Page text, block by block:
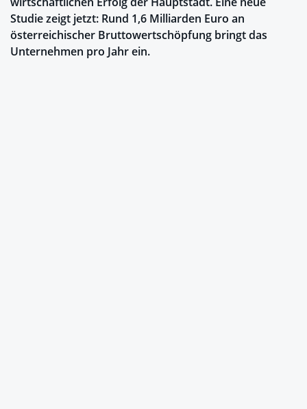
Studie zeigt jetzt: Rund 1,6 Milliarden Euro an
österreichischer Bruttowertschöpfung bringt das
Unternehmen pro Jahr ein.